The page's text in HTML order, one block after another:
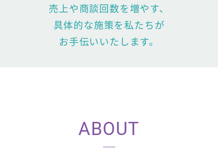
売上や商談回数を増やす、
具体的な施策を私たちが
お手伝いいたします。
ABOUT